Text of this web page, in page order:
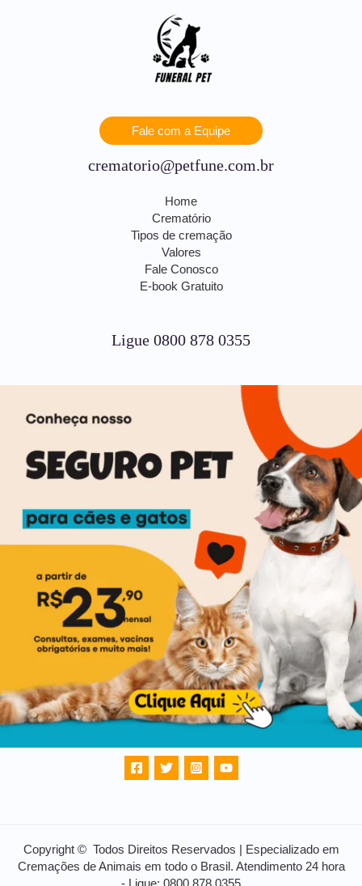
Fale com a Equipe
crematorio@petfune.com.br
Home
Crematório
Tipos de cremação
Valores
Fale Conosco
E-book Gratuito
Ligue 0800 878 0355
Copyright © Todos Direitos Reservados | Especializado em
Cremações de Animais em todo o Brasil. Atendimento 24 hora
- Ligue: 0800 878 0355